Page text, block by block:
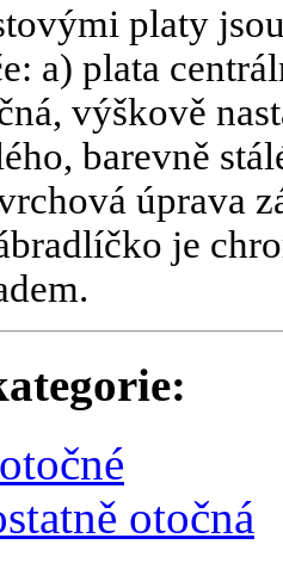
platy
a) plata
výškově
barevně
úprava
je
otočná